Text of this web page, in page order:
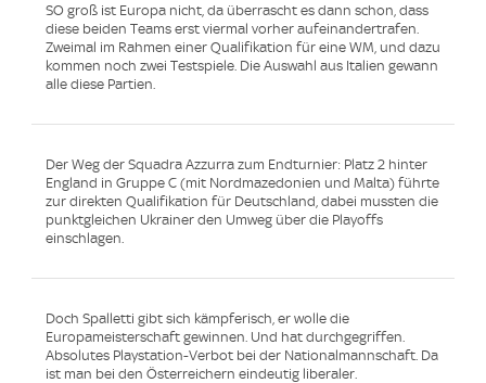
SO groß ist Europa nicht, da überrascht es dann schon, dass
diese beiden Teams erst viermal vorher aufeinandertrafen.
Zweimal im Rahmen einer Qualifikation für eine WM, und dazu
kommen noch zwei Testspiele. Die Auswahl aus Italien gewann
alle diese Partien.
Der Weg der Squadra Azzurra zum Endturnier: Platz 2 hinter
England in Gruppe C (mit Nordmazedonien und Malta) führte
zur direkten Qualifikation für Deutschland, dabei mussten die
punktgleichen Ukrainer den Umweg über die Playoffs
einschlagen.
Doch Spalletti gibt sich kämpferisch, er wolle die
Europameisterschaft gewinnen. Und hat durchgegriffen.
Absolutes Playstation-Verbot bei der Nationalmannschaft. Da
ist man bei den Österreichern eindeutig liberaler.